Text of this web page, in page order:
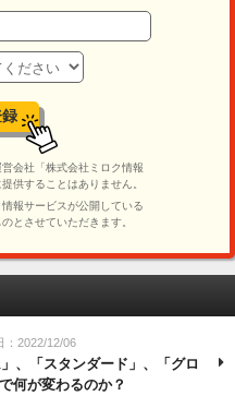
：2022/12/06
、「スタンダード」、「グロ
何が変わるのか？